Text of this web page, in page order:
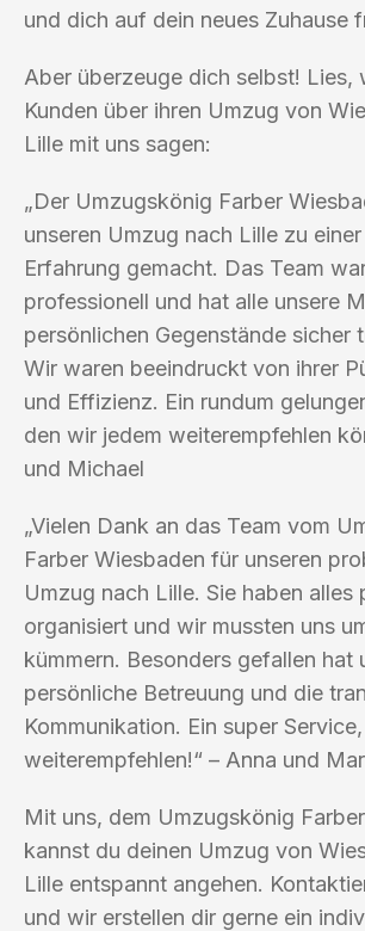
und dich auf dein neues Zuhause
Aber überzeuge dich selbst! Lies,
Kunden über ihren Umzug von
Lille mit uns sagen:
„Der Umzugskönig Farber
unseren Umzug nach Lille zu
Erfahrung gemacht. Das Team
professionell und hat alle unsere
persönlichen Gegenstände sicher
Wir waren beeindruckt von ihrer
und Effizienz. Ein rundum
den wir jedem weiterempfehlen
und Michael
„Vielen Dank an das Team vom
Farber Wiesbaden für unseren
Umzug nach Lille. Sie haben alles
organisiert und wir mussten uns
kümmern. Besonders gefallen hat
persönliche Betreuung und die
Kommunikation. Ein super
weiterempfehlen!“ – Anna und
Mit uns, dem Umzugskönig
kannst du deinen Umzug von
Lille entspannt angehen.
und wir erstellen dir gerne ein